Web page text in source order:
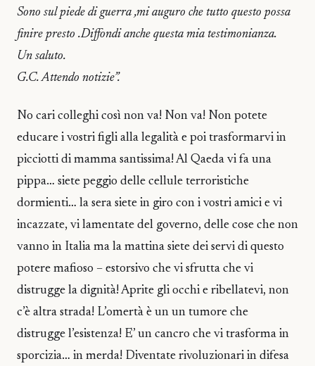
Sono sul piede di guerra ,mi auguro che tutto questo possa
finire presto .Diffondi anche questa mia testimonianza.
Un saluto.
G.C. Attendo notizie”.
No cari colleghi così non va! Non va! Non potete
educare i vostri figli alla legalità e poi trasformarvi in
picciotti di mamma santissima! Al Qaeda vi fa una
pippa… siete peggio delle cellule terroristiche
dormienti… la sera siete in giro con i vostri amici e vi
incazzate, vi lamentate del governo, delle cose che non
vanno in Italia ma la mattina siete dei servi di questo
potere mafioso – estorsivo che vi sfrutta che vi
distrugge la dignità! Aprite gli occhi e ribellatevi, non
c’è altra strada! L’omertà è un un tumore che
distrugge l’esistenza! E’ un cancro che vi trasforma in
sporcizia… in merda! Diventate rivoluzionari in difesa